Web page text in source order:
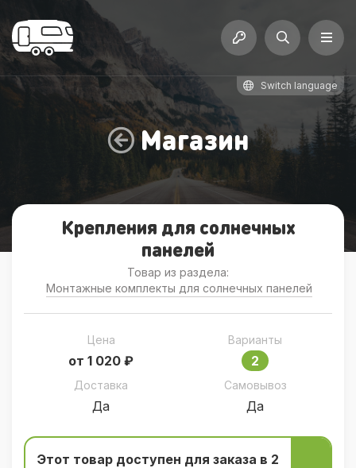
Switch language
Магазин
Крепления для солнечных
панелей
Товар из раздела:
Монтажные комплекты для солнечных панелей
Цена
от 1 020 ₽
Варианты
2
Доставка
Да
Самовывоз
Да
Этот товар доступен для заказа в 2